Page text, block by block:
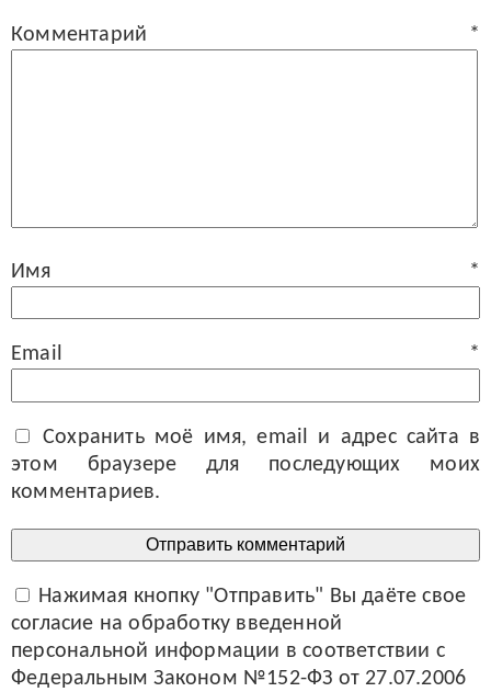
Комментарий *
Имя *
Email *
Сохранить моё имя, email и адрес сайта в
этом браузере для последующих моих
комментариев.
Нажимая кнопку "Отправить" Вы даёте свое
согласие на обработку введенной
персональной информации в соответствии с
Федеральным Законом №152-ФЗ от 27.07.2006